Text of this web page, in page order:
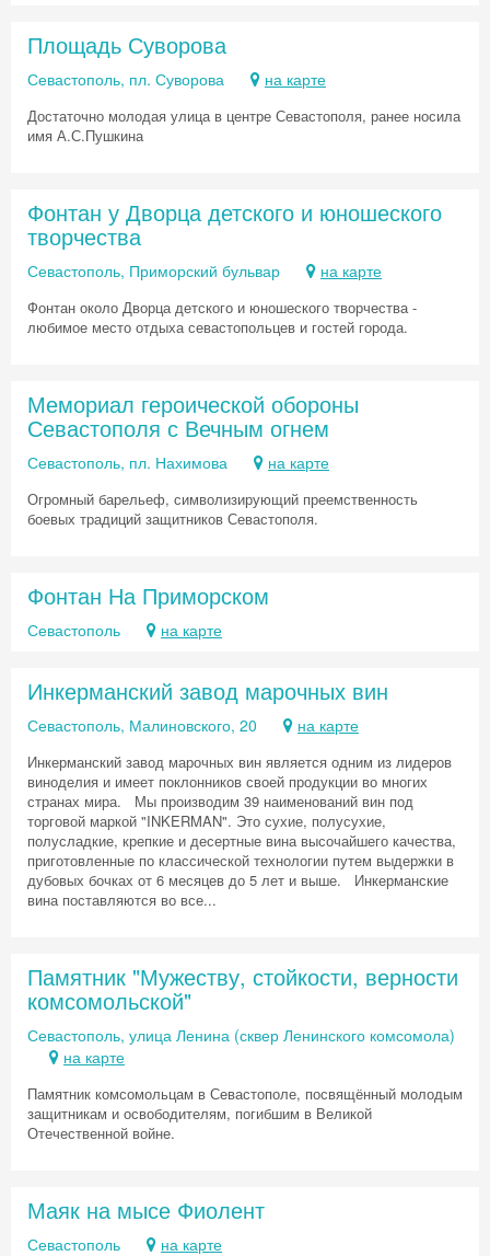
Площадь Суворова
Севастополь, пл. Суворова на карте
Достаточно молодая улица в центре Севастополя, ранее носила
имя А.С.Пушкина
Фонтан у Дворца детского и юношеского
творчества
Севастополь, Приморский бульвар на карте
Фонтан около Дворца детского и юношеского творчества -
любимое место отдыха севастопольцев и гостей города.
Мемориал героической обороны
Севастополя с Вечным огнем
Севастополь, пл. Нахимова на карте
Огромный барельеф, символизирующий преемственность
боевых традиций защитников Севастополя.
Фонтан На Приморском
Севастополь на карте
Инкерманский завод марочных вин
Севастополь, Малиновского, 20 на карте
Инкерманский завод марочных вин является одним из лидеров
виноделия и имеет поклонников своей продукции во многих
странах мира. Мы производим 39 наименований вин под
торговой маркой "INKERMAN". Это сухие, полусухие,
полусладкие, крепкие и десертные вина высочайшего качества,
приготовленные по классической технологии путем выдержки в
дубовых бочках от 6 месяцев до 5 лет и выше. Инкерманские
вина поставляются во все...
Памятник "Мужеству, стойкости, верности
комсомольской"
Севастополь, улица Ленина (сквер Ленинского комсомола)
на карте
Памятник комсомольцам в Севастополе, посвящённый молодым
защитникам и освободителям, погибшим в Великой
Отечественной войне.
Маяк на мысе Фиолент
Севастополь на карте
Скидка −5%
Хочешь дешевле? Оставь почту и получи
Получить промокод